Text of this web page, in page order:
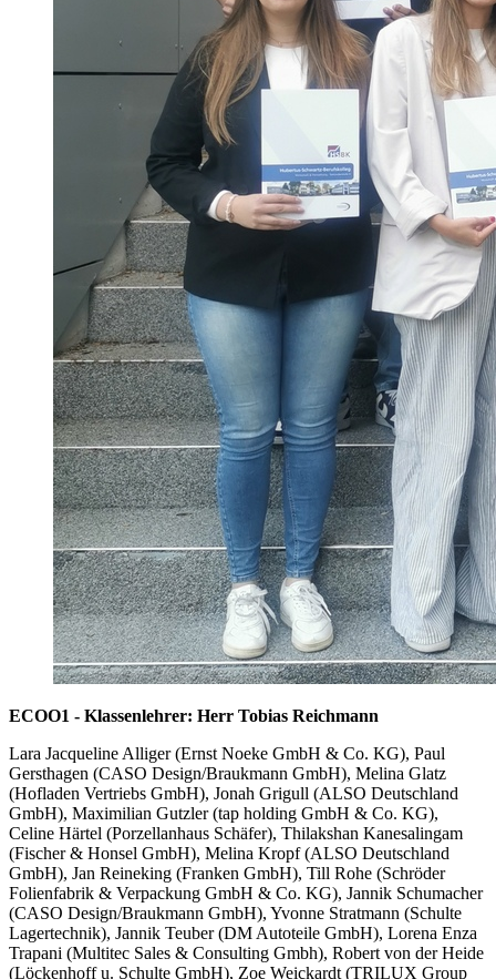
ECOO1 - Klassenlehrer: Herr Tobias Reichmann
Lara Jacqueline Alliger (Ernst Noeke GmbH & Co. KG), Paul
Gersthagen (CASO Design/Braukmann GmbH), Melina Glatz
(Hofladen Vertriebs GmbH), Jonah Grigull (ALSO Deutschland
GmbH), Maximilian Gutzler (tap holding GmbH & Co. KG),
Celine Härtel (Porzellanhaus Schäfer), Thilakshan Kanesalingam
(Fischer & Honsel GmbH), Melina Kropf (ALSO Deutschland
GmbH), Jan Reineking (Franken GmbH), Till Rohe (Schröder
Folienfabrik & Verpackung GmbH & Co. KG), Jannik Schumacher
(CASO Design/Braukmann GmbH), Yvonne Stratmann (Schulte
Lagertechnik), Jannik Teuber (DM Autoteile GmbH), Lorena Enza
Trapani (Multitec Sales & Consulting Gmbh), Robert von der Heide
(Löckenhoff u. Schulte GmbH), Zoe Weickardt (TRILUX Group